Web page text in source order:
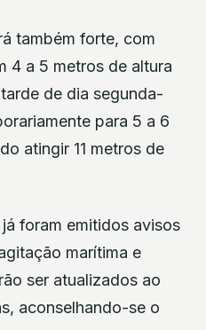
também forte, com
4 a 5 metros de altura
de dia segunda-
para 5 a 6
atingir 11 metros de
foram emitidos avisos
marítima e
ser atualizados ao
aconselhando-se o